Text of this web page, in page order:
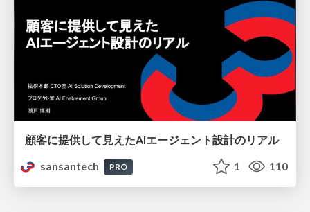
顧客に提供して見えたAIエージェント設計のリアル
sansantech
PRO 1 110